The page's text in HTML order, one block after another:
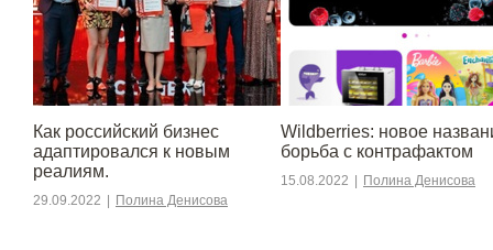
​​Как российский бизнес
адаптировался к новым
реалиям.
29.09.2022 | Полина Денисова
Wildberries: новое
борьба с контрафактом
15.08.2022 | Полина Денисова